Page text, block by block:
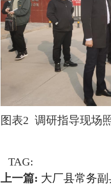
图表2 调研指导现场
TAG:
上一篇: 大厂县常务